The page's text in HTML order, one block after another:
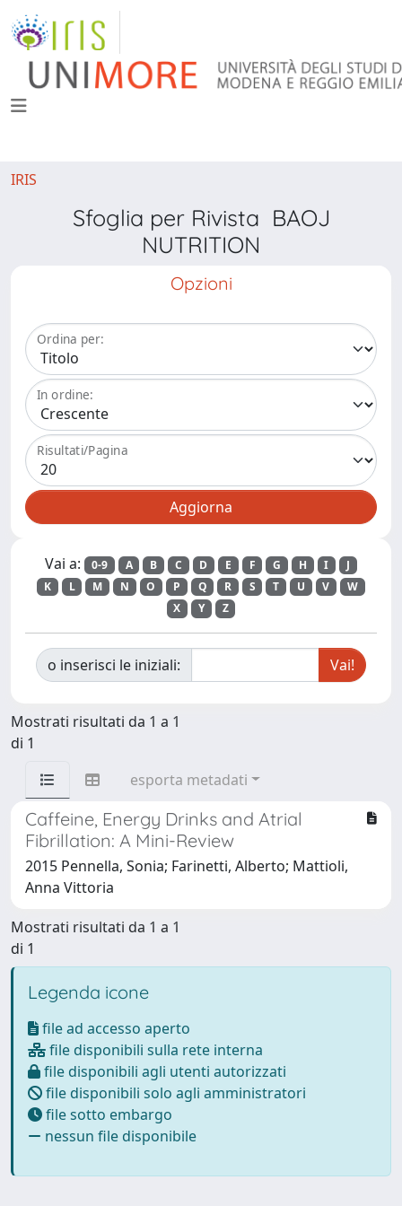
IRIS
Sfoglia per Rivista BAOJ
NUTRITION
Opzioni
Ordina per:
In ordine:
Risultati/Pagina
Vai a: 0-9 A B C D E F G H I
J
K
L M N O P Q R S T U V
W
X
Y Z
o inserisci le iniziali:
Mostrati risultati da 1 a 1
di 1
esporta metadati
Caffeine, Energy Drinks and Atrial
Fibrillation: A Mini-Review
2015 Pennella, Sonia; Farinetti, Alberto; Mattioli,
Anna Vittoria
Mostrati risultati da 1 a 1
di 1
Legenda icone
file ad accesso aperto
file disponibili sulla rete interna
file disponibili agli utenti autorizzati
file disponibili solo agli amministratori
file sotto embargo
nessun file disponibile